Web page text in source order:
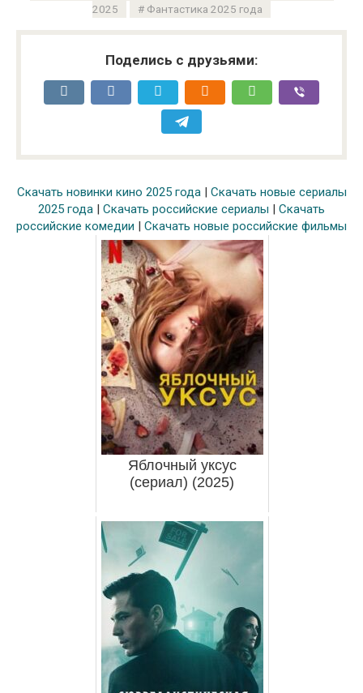
2025 Фантастика 2025 года
Поделись с друзьями:
Скачать новинки кино 2025 года| Скачать новые сериалы
2025 года | Скачать российские сериалы | Скачать
российские комедии | Скачать новые российские фильмы
Яблочный уксус
(сериал) (2025)